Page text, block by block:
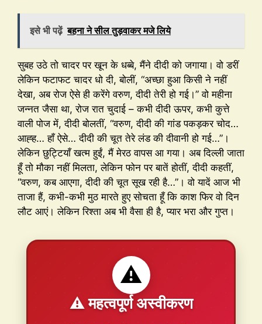
इसे भी पढ़ें बहना ने सील तुड़वाकर मजे लिये
सुबह उठे तो चादर पर खून के धब्बे, मैंने दीदी को जगाया। वो डरीं
लेकिन फटाफट चादर धो दी, बोलीं, “अच्छा हुआ किसी ने नहीं
देखा, अब रोज ऐसे ही करेंगे वरुण, दीदी तेरी हो गई।” वो महीना
जन्नत जैसा था, रोज रात चुदाई – कभी दीदी ऊपर, कभी कुत्ते
वाली पोज में, दीदी बोलतीं, “वरुण, दीदी की गांड पकड़कर चोद…
आह्ह… हाँ ऐसे… दीदी की चूत तेरे लंड की दीवानी हो गई…”।
लेकिन छुट्टियाँ खत्म हुईं, मैं मेरठ वापस आ गया। अब दिल्ली जाता
हूँ तो मौका नहीं मिलता, लेकिन फोन पर बातें होतीं, दीदी कहतीं,
“वरुण, कब आएगा, दीदी की चूत सूख रही है…”। वो यादें आज भी
ताजा हैं, कभी-कभी मुठ मारते हुए सोचता हूँ कि काश फिर वो दिन
लौट आएं। लेकिन रिश्ता अब भी वैसा ही है, प्यार भरा और गुप्त।
⚠️
⚠️ महत्वपूर्ण अस्वीकरण